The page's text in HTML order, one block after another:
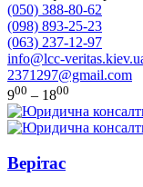
(050) 388-80-62
(098) 893-25-23
(063) 237-12-97
info@lcc-
2371297@gmail.com
900 – 1800
Верітас